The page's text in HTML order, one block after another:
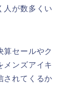
人が数多くい
算セールやク
メンズアイキ
されてくるか